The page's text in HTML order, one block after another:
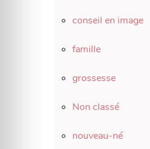
conseil en image
famille
grossesse
Non classé
nouveau-né